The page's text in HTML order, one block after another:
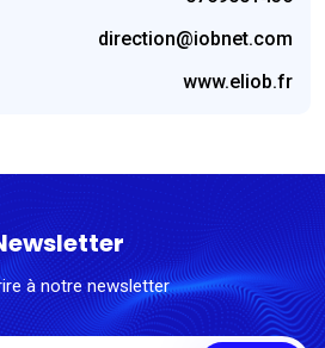
direction@iobnet.com
www.eliob.fr
à notre newsletter